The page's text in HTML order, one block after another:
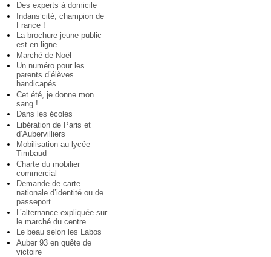
Des experts à domicile
Indans’cité, champion de
France !
La brochure jeune public
est en ligne
Marché de Noël
Un numéro pour les
parents d’élèves
handicapés.
Cet été, je donne mon
sang !
Dans les écoles
Libération de Paris et
d’Aubervilliers
Mobilisation au lycée
Timbaud
Charte du mobilier
commercial
Demande de carte
nationale d’identité ou de
passeport
L’alternance expliquée sur
le marché du centre
Le beau selon les Labos
Auber 93 en quête de
victoire